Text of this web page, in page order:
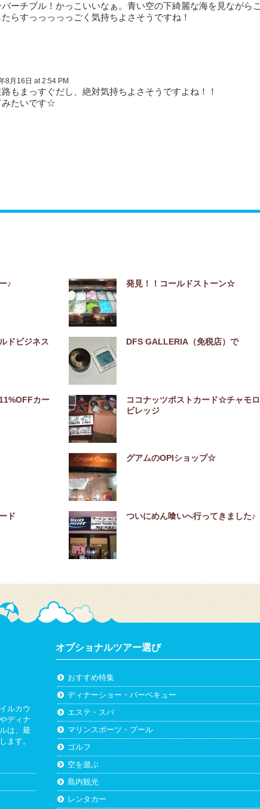
ーチブル！かっこいいなぁ。青い空の下綺麗な海を見ながらこ
らすっっっっっごく気持ちよさそうですね！
8月16日 at 2:54 PM
もまっすぐだし、絶対気持ちよさそうですよね！！
みたいです☆
♪ 発見！！コールドストーン☆
ドビジネス
DFS GALLERIA（免税店）で
カー
ココナッツポストカード☆チャモロ
ビレッジ
グアムのOPIショップ☆
ド ついにめん喰いへ行ってきました♪
ルカウ
ディナ
は、最
ます。
オプショナルツアー選び
おすすめ特集
ディナーショー・バーベキュー
エステ・スパ
マリンスポーツ・プール
ゴルフ
空を遊ぶ
島内観光
レンタカー